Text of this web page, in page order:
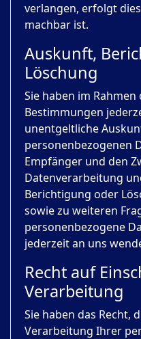
verlangen, erfolgt
machbar ist.
Auskunft,
Löschung
Sie haben im
Bestimmungen
unentgeltliche
personenbezogenen
Empfänger und den
Datenverarbeitung
Berichtigung oder
sowie zu weiteren
personenbezogene
jederzeit an uns
Recht auf
Verarbeitung
Sie haben das Recht,
Verarbeitung Ihrer